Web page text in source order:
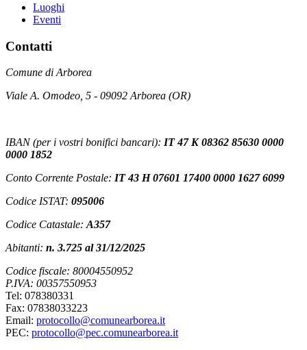
Luoghi
Eventi
Contatti
Comune di Arborea
Viale A. Omodeo, 5 - 09092 Arborea (OR)
IBAN (per i vostri bonifici bancari): IT 47 K 08362 85630 0000
0000 1852
Conto Corrente Postale: IT 43 H 07601 17400 0000 1627 6099
Codice ISTAT: 095006
Codice Catastale: A357
Abitanti: n. 3.725 al 31/12/2025
Codice fiscale: 80004550952
P.IVA: 00357550953
Tel: 078380331
Fax: 07838033223
Email: protocollo@comunearborea.it
PEC: protocollo@pec.comunearborea.it